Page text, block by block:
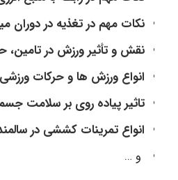
نکات مهم در تغذیه در دوران
نقش و تأثیر ورزش در تامین،
انواع ورزش ‎ها و حرکات ورزشی
تاثیر پیاده‎ روی بر سلامت جسمی سالمندان
انواع تمرینات کششی در
و …